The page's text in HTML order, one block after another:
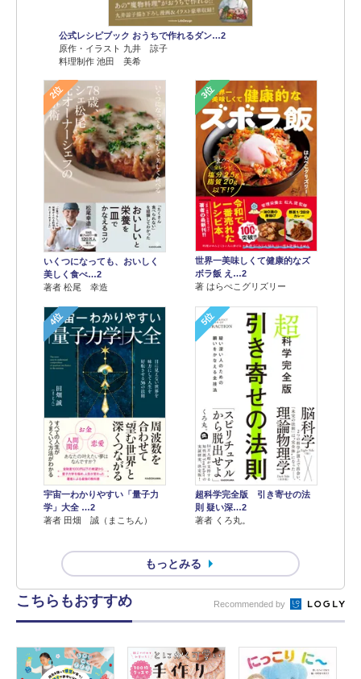
公式レシピブック おうちで作れるダン…2
原作・イラスト 九井 諒子
料理制作 池田 美希
2位
いくつになっても、おいしく
美しく食べ…2
著者 松尾 幸造
3位
世界一美味しくて健康的なズ
ボラ飯 え…2
著 はらぺこグリズリー
4位
宇宙一わかりやすい「量子力
学」大全 …2
著者 田畑 誠（まこちん）
5位
超科学完全版 引き寄せの法
則 疑い深…2
著者 くろ丸。
もっとみる
こちらもおすすめ Recommended by